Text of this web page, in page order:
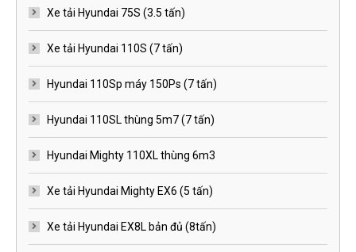
Xe tải Hyundai 75S (3.5 tấn)
Xe tải Hyundai 110S (7 tấn)
Hyundai 110Sp máy 150Ps (7 tấn)
Hyundai 110SL thùng 5m7 (7 tấn)
Hyundai Mighty 110XL thùng 6m3
Xe tải Hyundai Mighty EX6 (5 tấn)
Xe tải Hyundai EX8L bản đủ (8tấn)